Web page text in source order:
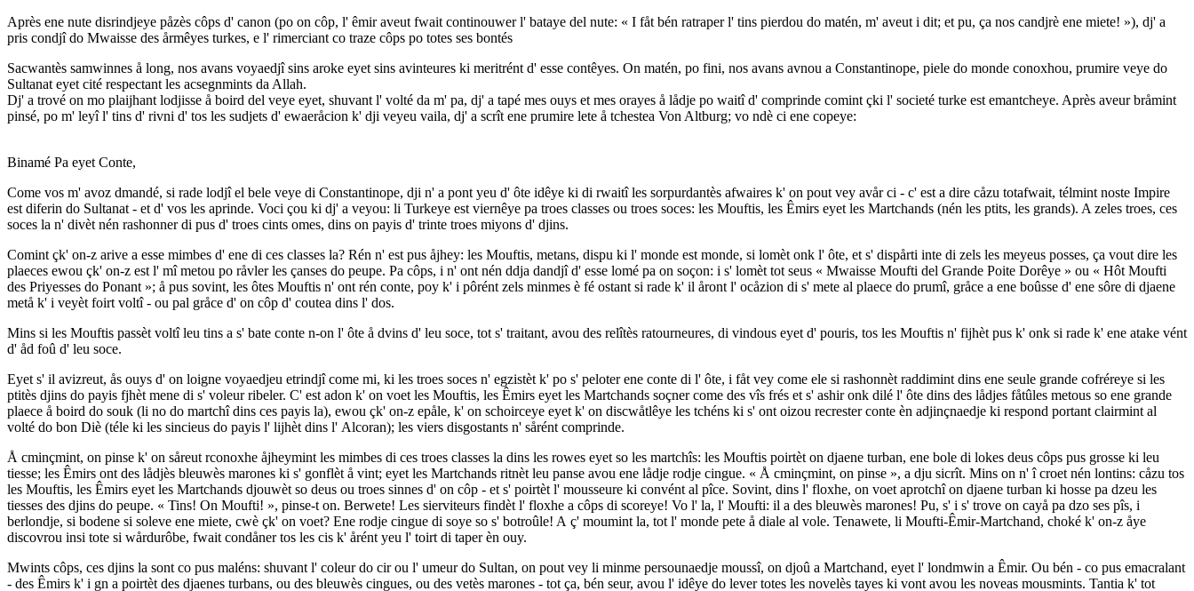
Après ene nute disrindjeye påzès côps d' canon (po on côp, l' êmir aveut fwait continouwer l' bataye del nute: « I fåt bén ratraper l' tins pierdou do matén, m' aveut i dit; et pu, ça nos candjrè ene miete! »), dj' a
pris condjî do Mwaisse des årmêyes turkes, e l' rimerciant co traze côps po totes ses bontés
Sacwantès samwinnes å long, nos avans voyaedjî sins aroke eyet sins avinteures ki meritrént d' esse contêyes. On matén, po fini, nos avans avnou a Constantinope, piele do monde conoxhou, prumire veye do
Sultanat eyet cité respectant les acsegnmints da Allah.
Dj' a trové on mo plaijhant lodjisse å boird del veye eyet, shuvant l' volté da m' pa, dj' a tapé mes ouys et mes orayes å lådje po waitî d' comprinde comint çki l' societé turke est emantcheye. Après aveur bråmint
pinsé, po m' leyî l' tins d' rivni d' tos les sudjets d' ewaeråcion k' dji veyeu vaila, dj' a scrît ene prumire lete å tchestea Von Altburg; vo ndè ci ene copeye:
Binamé Pa eyet Conte,
Come vos m' avoz dmandé, si rade lodjî el bele veye di Constantinope, dji n' a pont yeu d' ôte idêye ki di rwaitî les sorpurdantès afwaires k' on pout vey avår ci - c' est a dire cåzu totafwait, télmint noste Impire
est diferin do Sultanat - et d' vos les aprinde. Voci çou ki dj' a veyou: li Turkeye est viernêye pa troes classes ou troes soces: les Mouftis, les Êmirs eyet les Martchands (nén les ptits, les grands). A zeles troes, ces
soces la n' divèt nén rashonner di pus d' troes cints omes, dins on payis d' trinte troes miyons d' djins.
Comint çk' on-z arive a esse mimbes d' ene di ces classes la? Rén n' est pus åjhey: les Mouftis, metans, dispu ki l' monde est monde, si lomèt onk l' ôte, et s' dispårti inte di zels les meyeus posses, ça vout dire les
plaeces ewou çk' on-z est l' mî metou po råvler les çanses do peupe. Pa côps, i n' ont nén ddja dandjî d' esse lomé pa on soçon: i s' lomèt tot seus « Mwaisse Moufti del Grande Poite Dorêye » ou « Hôt Moufti
des Priyesses do Ponant »; å pus sovint, les ôtes Mouftis n' ont rén conte, poy k' i pôrént zels minmes è fé ostant si rade k' il åront l' ocåzion di s' mete al plaece do prumî, gråce a ene boûsse d' ene sôre di djaene
metå k' i veyèt foirt voltî - ou pal gråce d' on côp d' coutea dins l' dos.
Mins si les Mouftis passèt voltî leu tins a s' bate conte n-on l' ôte å dvins d' leu soce, tot s' traitant, avou des relîtès ratourneures, di vindous eyet d' pouris, tos les Mouftis n' fijhèt pus k' onk si rade k' ene atake vént
d' åd foû d' leu soce.
Eyet s' il avizreut, ås ouys d' on loigne voyaedjeu etrindjî come mi, ki les troes soces n' egzistèt k' po s' peloter ene conte di l' ôte, i fåt vey come ele si rashonnèt raddimint dins ene seule grande cofréreye si les
ptitès djins do payis fjhèt mene di s' voleur ribeler. C' est adon k' on voet les Mouftis, les Êmirs eyet les Martchands soçner come des vîs frés et s' ashir onk dilé l' ôte dins des lådjes fåtûles metous so ene grande
plaece å boird do souk (li no do martchî dins ces payis la), ewou çk' on-z epåle, k' on schoirceye eyet k' on discwåtlêye les tchéns ki s' ont oizou recrester conte èn adjinçnaedje ki respond portant clairmint al
volté do bon Diè (téle ki les sincieus do payis l' lijhèt dins l' Alcoran); les viers disgostants n' sårént comprinde.
Å cminçmint, on pinse k' on såreut rconoxhe åjheymint les mimbes di ces troes classes la dins les rowes eyet so les martchîs: les Mouftis poirtèt on djaene turban, ene bole di lokes deus côps pus grosse ki leu
tiesse; les Êmirs ont des lådjès bleuwès marones ki s' gonflèt å vint; eyet les Martchands ritnèt leu panse avou ene lådje rodje cingue. « Å cminçmint, on pinse », a dju sicrît. Mins on n' î croet nén lontins: cåzu tos
les Mouftis, les Êmirs eyet les Martchands djouwèt so deus ou troes sinnes d' on côp - et s' poirtèt l' mousseure ki convént al pîce. Sovint, dins l' floxhe, on voet aprotchî on djaene turban ki hosse pa dzeu les
tiesses des djins do peupe. « Tins! On Moufti! », pinse-t on. Berwete! Les sierviteurs findèt l' floxhe a côps di scoreye! Vo l' la, l' Moufti: il a des bleuwès marones! Pu, s' i s' trove on cayå pa dzo ses pîs, i
berlondje, si bodene si soleve ene miete, cwè çk' on voet? Ene rodje cingue di soye so s' botroûle! A ç' moumint la, tot l' monde pete å diale al vole. Tenawete, li Moufti-Êmir-Martchand, choké k' on-z åye
discovrou insi tote si wårdurôbe, fwait condåner tos les cis k' årént yeu l' toirt di taper èn ouy.
Mwints côps, ces djins la sont co pus maléns: shuvant l' coleur do cir ou l' umeur do Sultan, on pout vey li minme persounaedje moussî, on djoû a Martchand, eyet l' londmwin a Êmir. Ou bén - co pus emacralant
- des Êmirs k' i gn a poirtèt des djaenes turbans, ou des bleuwès cingues, ou des vetès marones - tot ça, bén seur, avou l' idêye do lever totes les novelès tayes ki vont avou les noveas mousmints. Tantia k' tot